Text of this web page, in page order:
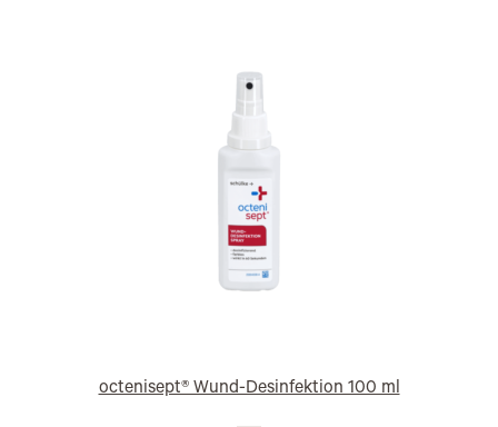
octenisept® Wund-Desinfektion 100 ml